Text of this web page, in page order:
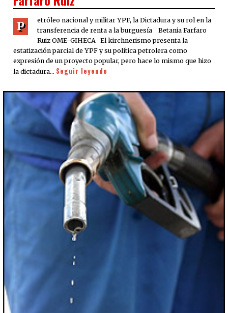
P
etróleo nacional y militar YPF, la Dictadura y su rol en la
transferencia de renta a la burguesía Betania Farfaro
Ruiz OME-GIHECA El kirchnerismo presenta la
estatización parcial de YPF y su política petrolera como
expresión de un proyecto popular, pero hace lo mismo que hizo
la dictadura… Seguir leyendo